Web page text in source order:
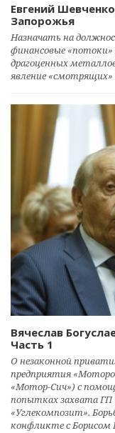
Евгений
Запорожья
Назначать на
финансовые
драгоценных
явление «смотрящих»
Вячеслав
Часть 1
О незаконной
предприятия
«Мотор-Сич») с
попытках захвата ГП
«Углекомпозит».
конфликте с